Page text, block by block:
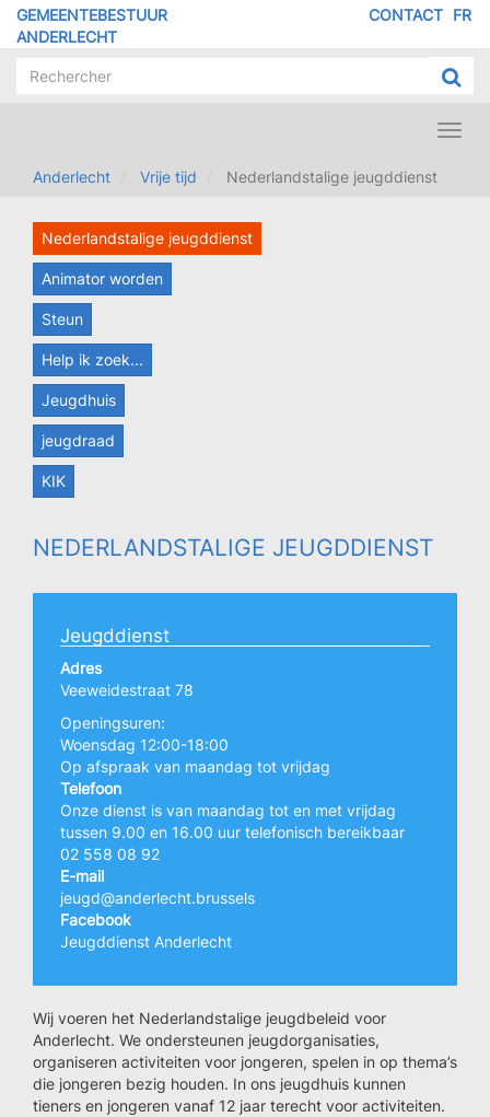
Overslaan
GEMEENTEBESTUUR
ANDERLECHT
FR
CONTACT
Anderlecht
Vrije tijd Nederlandstalige jeugddienst
Nederlandstalige jeugddienst
Animator worden
Steun
Help ik zoek...
Jeugdhuis
jeugdraad
KIK
NEDERLANDSTALIGE JEUGDDIENST
Jeugddienst
Adres
Veeweidestraat 78
Openingsuren:
Woensdag 12:00-18:00
Op afspraak van maandag tot vrijdag
Telefoon
Onze dienst is van maandag tot en met vrijdag
tussen 9.00 en 16.00 uur telefonisch bereikbaar
02 558 08 92
E-mail
jeugd@anderlecht.brussels
Facebook
Jeugddienst Anderlecht
Wij voeren het Nederlandstalige jeugdbeleid voor
Anderlecht. We ondersteunen jeugdorganisaties,
organiseren activiteiten voor jongeren, spelen in op thema’s
die jongeren bezig houden. In ons jeugdhuis kunnen
tieners en jongeren vanaf 12 jaar terecht voor activiteiten.